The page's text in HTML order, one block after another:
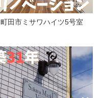
町田市ミサワハイツ5号室